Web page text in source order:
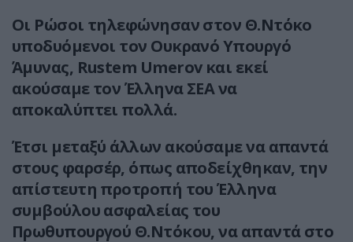
Οι Ρώσοι τηλεφώνησαν στον Θ.Ντόκο
υποδυόμενοι τον Ουκρανό Υπουργό
Άμυνας, Rustem Umerov και εκεί
ακούσαμε τον Έλληνα ΣΕΑ να
αποκαλύπτει πολλά.
Έτσι μεταξύ άλλων ακούσαμε να απαντά
στους φαρσέρ, όπως αποδείχθηκαν, την
απίστευτη προτροπή του Έλληνα
συμβούλου ασφαλείας του
Πρωθυπουργού Θ.Ντόκου, να απαντά στο